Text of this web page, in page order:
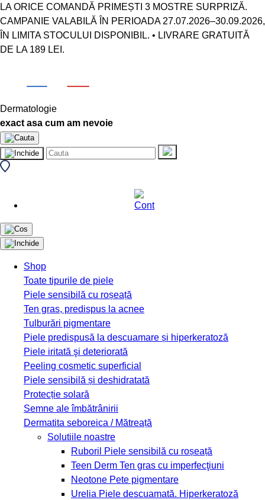
LA ORICE COMANDĂ PRIMEȘTI 3 MOSTRE SURPRIZĂ.
CAMPANIE VALABILĂ ÎN PERIOADA 27.07.2026–30.09.2026,
ÎN LIMITA STOCULUI DISPONIBIL. • LIVRARE GRATUITĂ
DE LA 189 LEI.
Dermatologie
exact asa cum am nevoie
Shop
Toate tipurile de piele
Piele sensibilă cu roșeață
Ten gras, predispus la acnee
Tulburări pigmentare
Piele predispusă la descuamare și hiperkeratoză
Piele iritată şi deteriorată
Peeling cosmetic superficial
Piele sensibilă și deshidratată
Protecție solară
Semne ale îmbătrânirii
Dermatita seboreica / Mătreață
Solutiile noastre
Ruboril
Piele sensibilă cu roșeață
Teen Derm Ten gras cu imperfecţiuni
Neotone Pete pigmentare
Urelia Piele descuamată. Hiperkeratoză